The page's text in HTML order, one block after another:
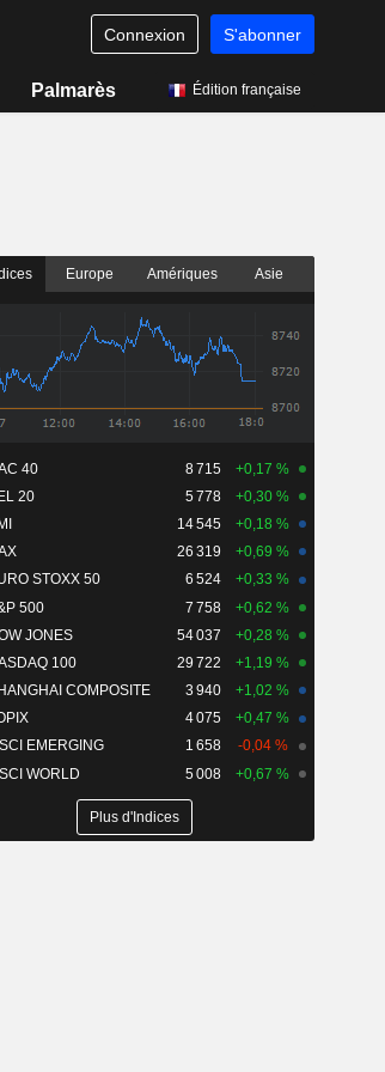
Connexion S'abonner
Palmarès Édition française
Europe Amériques Asie
40 8 715
+0,17 %
20
5 778
+0,30 %
14 545
+0,18 %
26 319
+0,69 %
STOXX 50
6 524
+0,33 %
500
7 758
+0,62 %
JONES
54 037
+0,28 %
100
29 722
+1,19 %
COMPOSITE
3 940
+1,02 %
4 075
+0,47 %
EMERGING
1 658
-0,04 %
WORLD
5 008 +0,67 %
Plus d'Indices